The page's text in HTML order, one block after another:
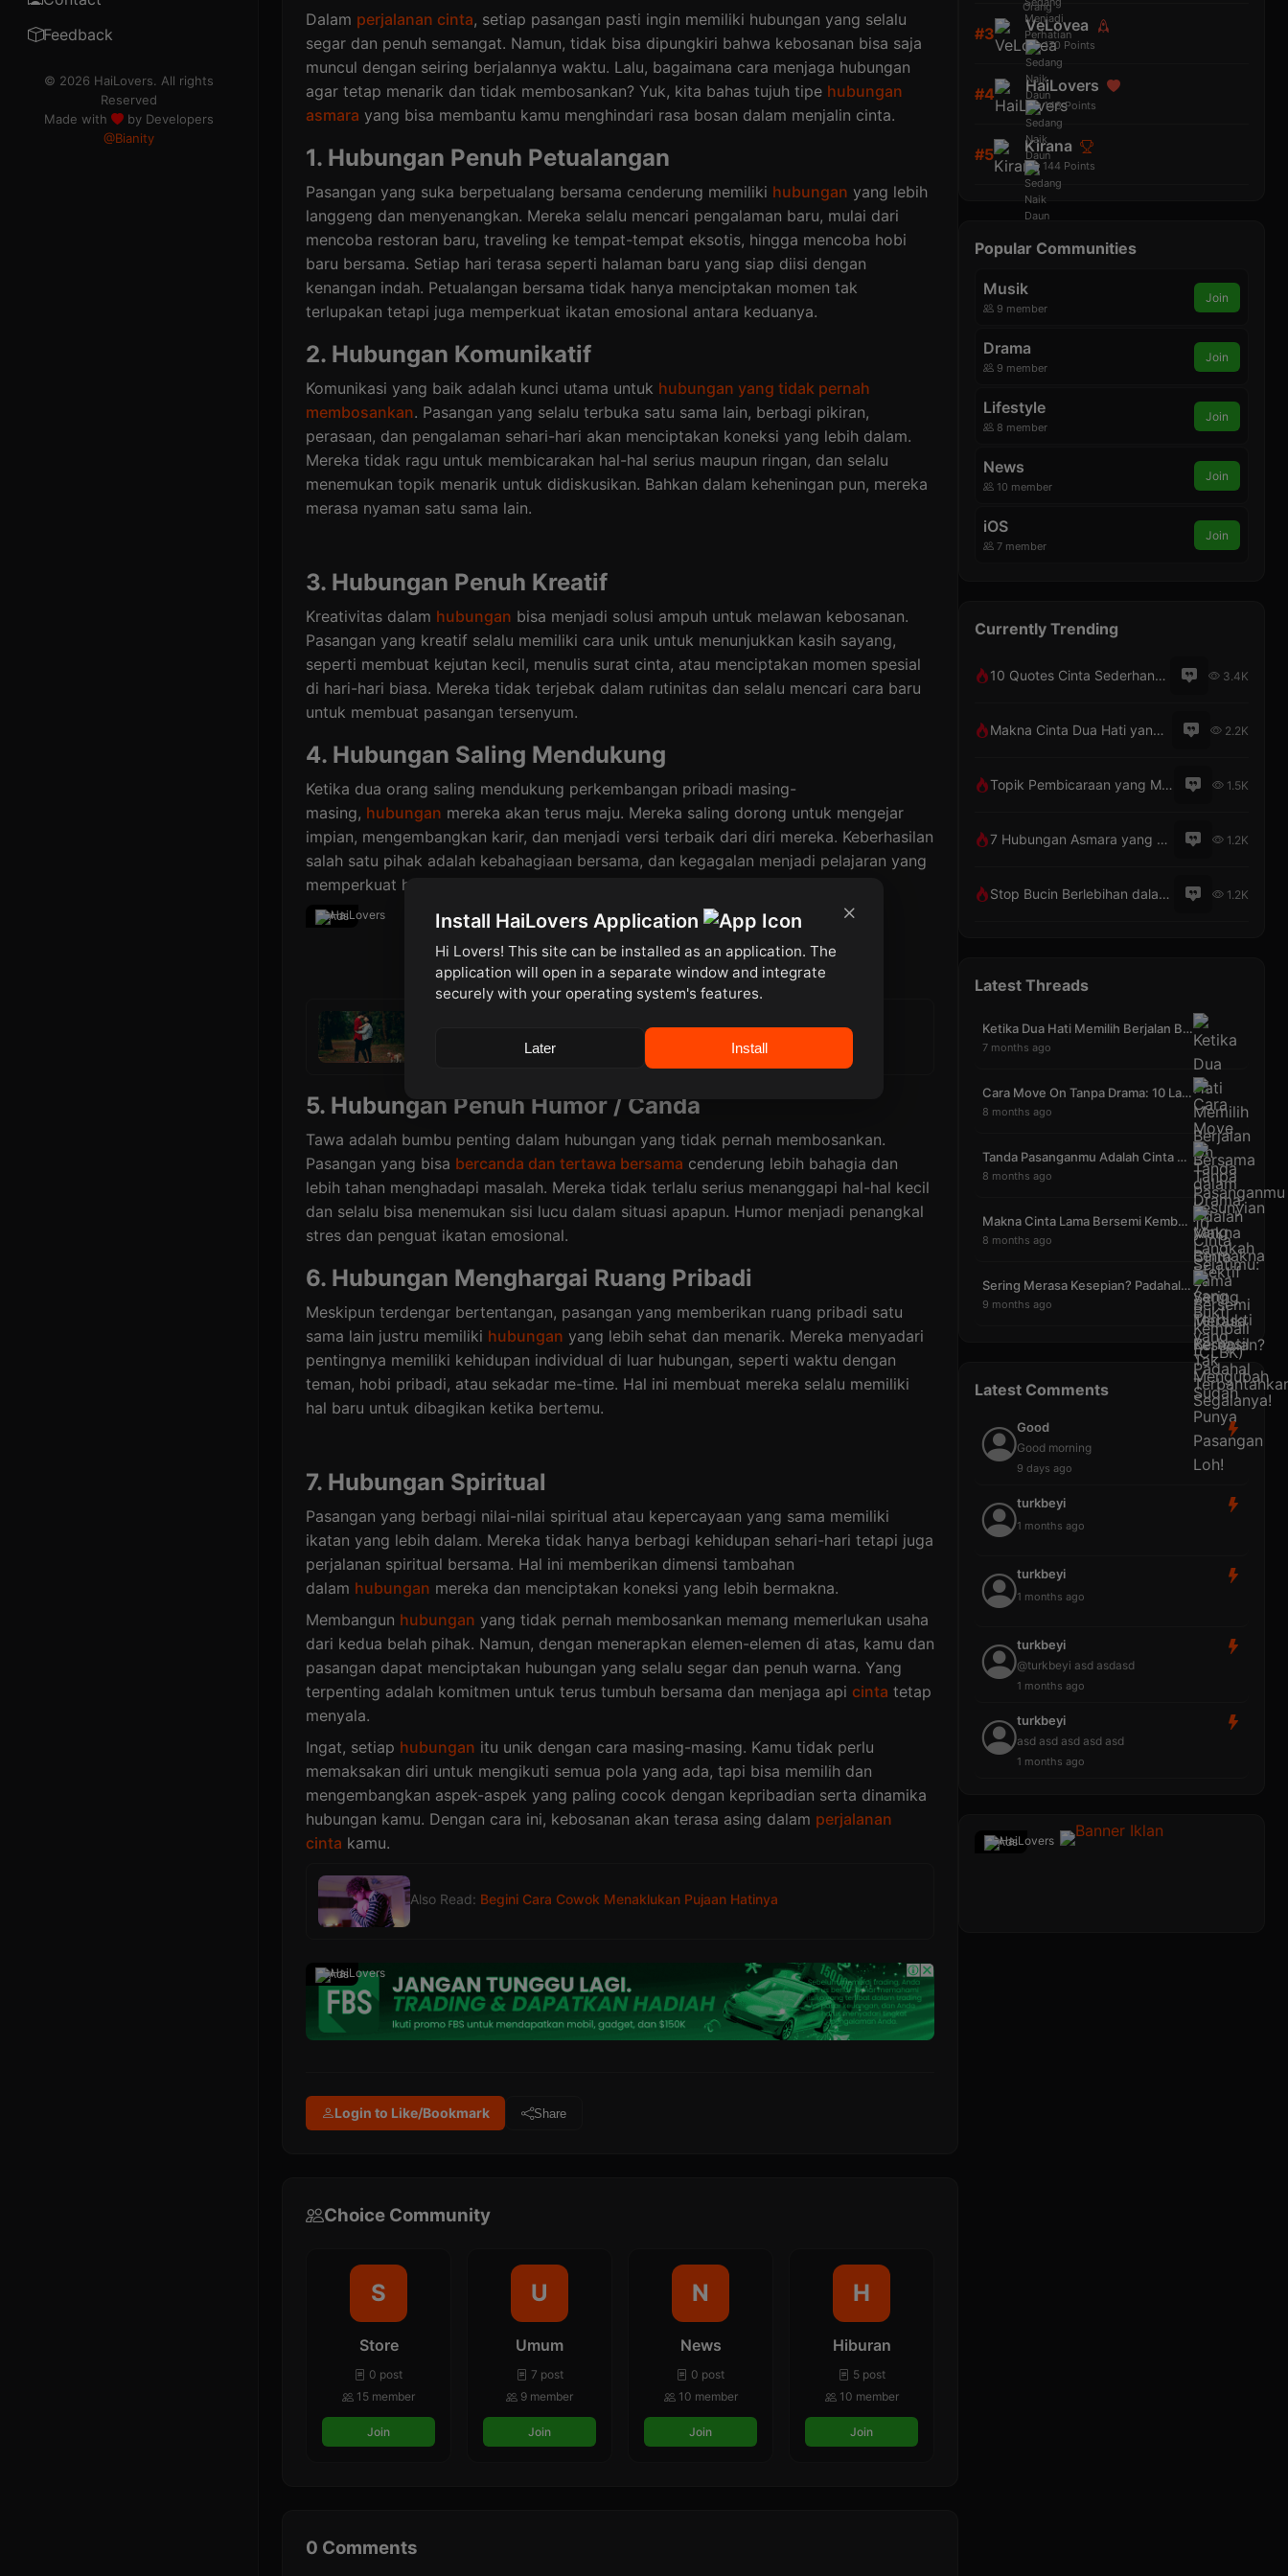
TOS
Code of Ethics
Contributor
Feedback
© 2026 HaiLovers. All rights
Reserved
Made with
by Developers
@Bianity
Dalam perjalanan cinta, setiap pasangan pasti ingin memiliki hubungan yang selalu
segar dan penuh semangat. Namun, tidak bisa dipungkiri bahwa kebosanan bisa saja
muncul dengan seiring berjalannya waktu. Lalu, bagaimana cara menjaga hubungan
agar tetap menarik dan tidak membosankan? Yuk, kita bahas tujuh tipe hubungan
asmara yang bisa membantu kamu menghindari rasa bosan dalam menjalin cinta.
1. Hubungan Penuh Petualangan
Pasangan yang suka berpetualang bersama cenderung memiliki hubungan yang lebih
langgeng dan menyenangkan. Mereka selalu mencari pengalaman baru, mulai dari
mencoba restoran baru, traveling ke tempat-tempat eksotis, hingga mencoba hobi
baru bersama. Setiap hari terasa seperti halaman baru yang siap diisi dengan
kenangan indah. Petualangan bersama tidak hanya menciptakan momen tak
terlupakan tetapi juga memperkuat ikatan emosional antara keduanya.
2. Hubungan Komunikatif
Komunikasi yang baik adalah kunci utama untuk hubungan yang tidak pernah
membosankan. Pasangan yang selalu terbuka satu sama lain, berbagi pikiran,
perasaan, dan pengalaman sehari-hari akan menciptakan koneksi yang lebih dalam.
Mereka tidak ragu untuk membicarakan hal-hal serius maupun ringan, dan selalu
menemukan topik menarik untuk didiskusikan. Bahkan dalam keheningan pun, mereka
merasa nyaman satu sama lain.
3. Hubungan Penuh Kreatif
Kreativitas dalam hubungan bisa menjadi solusi ampuh untuk melawan kebosanan.
Pasangan yang kreatif selalu memiliki cara unik untuk menunjukkan kasih sayang,
seperti membuat kejutan kecil, menulis surat cinta, atau menciptakan momen spesial
di hari-hari biasa. Mereka tidak terjebak dalam rutinitas dan selalu mencari cara baru
untuk membuat pasangan tersenyum.
4. Hubungan Saling Mendukung
Ketika dua orang saling mendukung perkembangan pribadi masing-
masing, hubungan mereka akan terus maju. Mereka saling dorong untuk mengejar
impian, mengembangkan karir, dan menjadi versi terbaik dari diri mereka. Keberhasilan
salah satu pihak adalah kebahagiaan bersama, dan kegagalan menjadi pelajaran yang
memperkuat hubungan.
Ads
9 Tanda dan Tips Menghadapi Cinta yang Tak Terbalas
5. Hubungan Penuh Humor / Canda
Tawa adalah bumbu penting dalam hubungan yang tidak pernah membosankan.
Pasangan yang bisa bercanda dan tertawa bersama cenderung lebih bahagia dan
lebih tahan menghadapi masalah. Mereka tidak terlalu serius menanggapi hal-hal kecil
dan selalu bisa menemukan sisi lucu dalam situasi apapun. Humor menjadi penangkal
stres dan penguat ikatan emosional.
6. Hubungan Menghargai Ruang Pribadi
Meskipun terdengar bertentangan, pasangan yang memberikan ruang pribadi satu
sama lain justru memiliki hubungan yang lebih sehat dan menarik. Mereka menyadari
pentingnya memiliki kehidupan individual di luar hubungan, seperti waktu dengan
teman, hobi pribadi, atau sekadar me-time. Hal ini membuat mereka selalu memiliki
hal baru untuk dibagikan ketika bertemu.
7. Hubungan Spiritual
Pasangan yang berbagi nilai-nilai spiritual atau kepercayaan yang sama memiliki
ikatan yang lebih dalam. Mereka tidak hanya berbagi kehidupan sehari-hari tetapi juga
perjalanan spiritual bersama. Hal ini memberikan dimensi tambahan
dalam hubungan mereka dan menciptakan koneksi yang lebih bermakna.
Membangun hubungan yang tidak pernah membosankan memang memerlukan usaha
dari kedua belah pihak. Namun, dengan menerapkan elemen-elemen di atas, kamu dan
pasangan dapat menciptakan hubungan yang selalu segar dan penuh warna. Yang
terpenting adalah komitmen untuk terus tumbuh bersama dan menjaga api cinta tetap
menyala.
Ingat, setiap hubungan itu unik dengan cara masing-masing. Kamu tidak perlu
memaksakan diri untuk mengikuti semua pola yang ada, tapi bisa memilih dan
mengembangkan aspek-aspek yang paling cocok dengan kepribadian serta dinamika
hubungan kamu. Dengan cara ini, kebosanan akan terasa asing dalam perjalanan
cinta kamu.
Also Read: Begini Cara Cowok Menaklukan Pujaan Hatinya
Ads
Login to Like/Bookmark Share
Choice Community
S
Store
0 post
15 member
Join
U
Umum
7 post
9 member
Join
N
News
0 post
10 member
Join
H
Hiburan
5 post
10 member
Join
0 Comments
#3 VeLovea
170 Points
#4 HaiLovers
148Points
#5 Kirana
144 Points
Popular Communities
Musik
9 member
Join
Drama
9 member
Join
Lifestyle
8 member
Join
News
10 member
Join
iOS
7 member
Join
Currently Trending
10 Quotes Cinta Sederhana Penuh Makna 3.4K
Makna Cinta Dua Hati yang Berbeda 2.2K
Topik Pembicaraan yang Menarik dengan Pacar Lewat Telepon 1.5K
7 Hubungan Asmara yang Tak Pernah Bosan 1.2K
Stop Bucin Berlebihan dalam Hubungan Asmara 1.2K
Latest Threads
Ketika Dua Hati Memilih Berjalan Bersama dalam Kes
7 months ago
Cara Move On Tanpa Drama: 10 Langkah Efektif yang
8 months ago
Tanda Pasanganmu Adalah Cinta Sejatimu: 7 Bukti ya
8 months ago
Makna Cinta Lama Bersemi Kembali (CLBK) Mengubah S
8 months ago
Sering Merasa Kesepian? Padahal Sudah Punya Pasang
9 months ago
Latest Comments
Good
Good morning
9 days ago
turkbeyi
1 months ago
turkbeyi
1 months ago
turkbeyi
@turkbeyi asd asdasd
1 months ago
turkbeyi
asd asd asd asd asd
1 months ago
Ads
Install HaiLovers Application
Hi Lovers! This site can be installed as an application. The
application will open in a separate window and integrate
securely with your operating system's features.
Later Install